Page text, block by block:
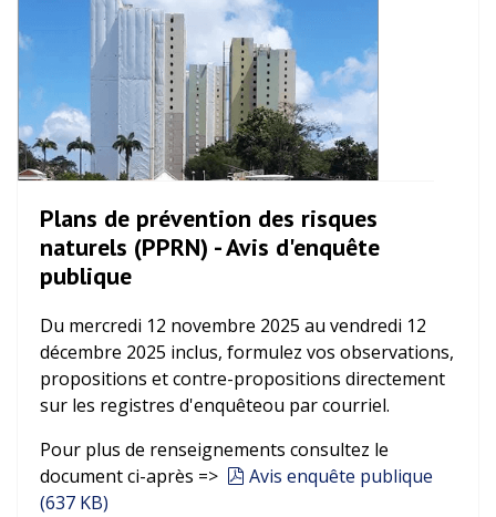
Plans de prévention des risques
naturels (PPRN) - Avis d'enquête
publique
Du mercredi 12 novembre 2025 au vendredi 12
décembre 2025 inclus, formulez vos observations,
propositions et contre-propositions directement
sur les registres d'enquêteou par courriel.
Pour plus de renseignements consultez le
document ci-après =>
pdf
Avis enquête publique
(637 KB)